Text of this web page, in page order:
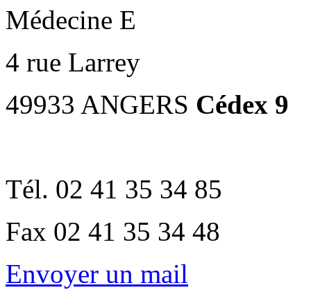
Médecine E
4 rue Larrey
49933 ANGERS Cédex 9
Tél. 02 41 35 34 85
Fax 02 41 35 34 48
Envoyer un mail